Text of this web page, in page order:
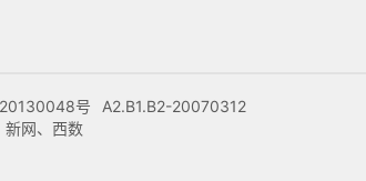
号
A2.B1.B2-20070312
网、西数